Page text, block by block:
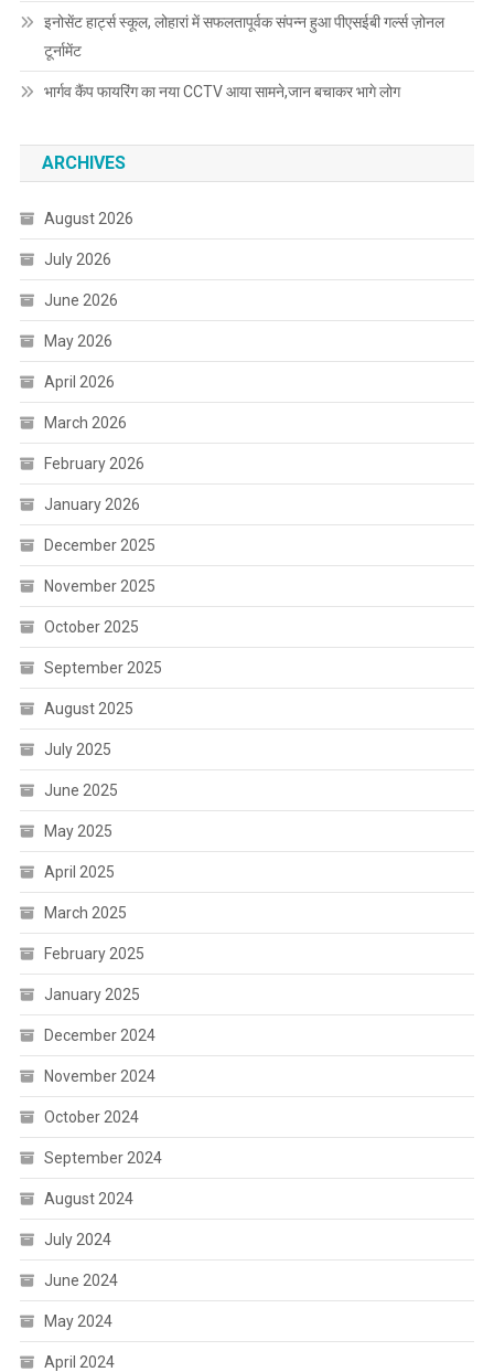
इनोसेंट हार्ट्स स्कूल, लोहारां में सफलतापूर्वक संपन्न हुआ पीएसईबी गर्ल्स ज़ोनल
टूर्नामेंट
भार्गव कैंप फायरिंग का नया CCTV आया सामने,जान बचाकर भागे लोग
ARCHIVES
August 2026
July 2026
June 2026
May 2026
April 2026
March 2026
February 2026
January 2026
December 2025
November 2025
October 2025
September 2025
August 2025
July 2025
June 2025
May 2025
April 2025
March 2025
February 2025
January 2025
December 2024
November 2024
October 2024
September 2024
August 2024
July 2024
June 2024
May 2024
April 2024